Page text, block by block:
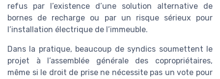
refus par l’existence d’une solution alternative de
bornes de recharge ou par un risque sérieux pour
l’installation électrique de l’immeuble.
Dans la pratique, beaucoup de syndics soumettent le
projet à l’assemblée générale des copropriétaires,
même si le droit de prise ne nécessite pas un vote pour